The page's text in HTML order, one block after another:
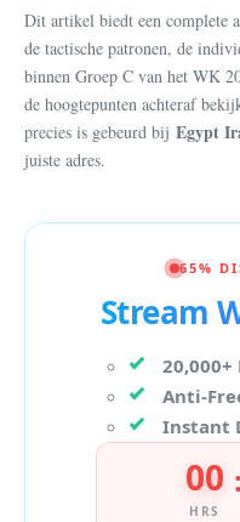
Dit artikel biedt een complete
de tactische patronen, de
binnen Groep C van het WK
de hoogtepunten achteraf
precies is gebeurd bij Egypt
juiste adres.
65%
Stream
20,000+
Anti-
Instant
00
HRS
: